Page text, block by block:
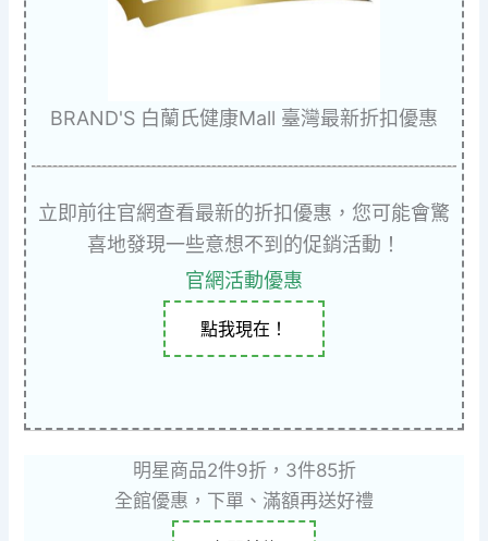
BRAND'S 白蘭氏健康Mall 臺灣最新折扣優惠
立即前往官網查看最新的折扣優惠，您可能會驚
喜地發現一些意想不到的促銷活動！
官網活動優惠
點我現在！
明星商品2件9折，3件85折
全館優惠，下單、滿額再送好禮